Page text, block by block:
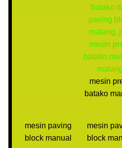
mesin
batako
mesin paving
block manual
mesin
block